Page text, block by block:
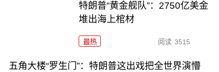
特朗普“黄金舰队”：2750亿美金
堆出海上棺材
最热 阅读 3515
五角大楼“罗生门”：特朗普这出戏把全世界演懵